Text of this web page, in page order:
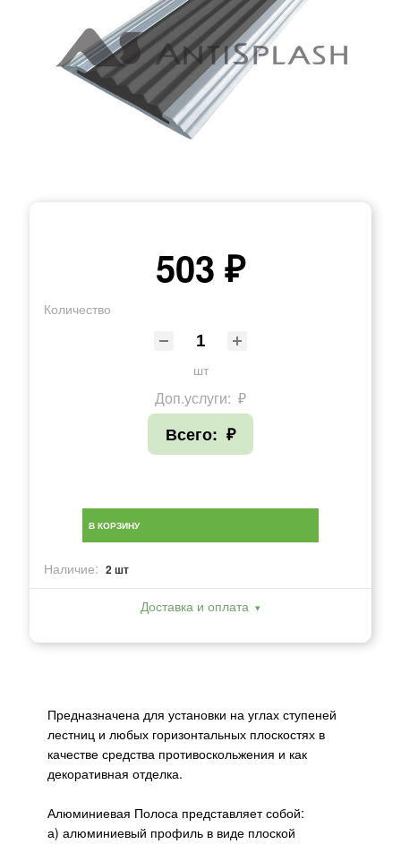
503 ₽
Количество
шт
Доп.услуги: ₽
Всего: ₽
В КОРЗИНУ
Наличие: 2 шт
Доставка и оплата
Предназначена для установки на углах ступеней
лестниц и любых горизонтальных плоскостях в
качестве средства противоскольжения и как
декоративная отделка.
Алюминиевая Полоса представляет собой:
а) алюминиевый профиль в виде плоской